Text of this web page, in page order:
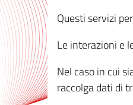
Questi servizi
Le interazioni e
Nel caso in cui
raccolga dati di